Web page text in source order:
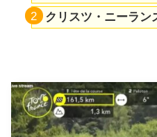
クリスツ・ニーラ